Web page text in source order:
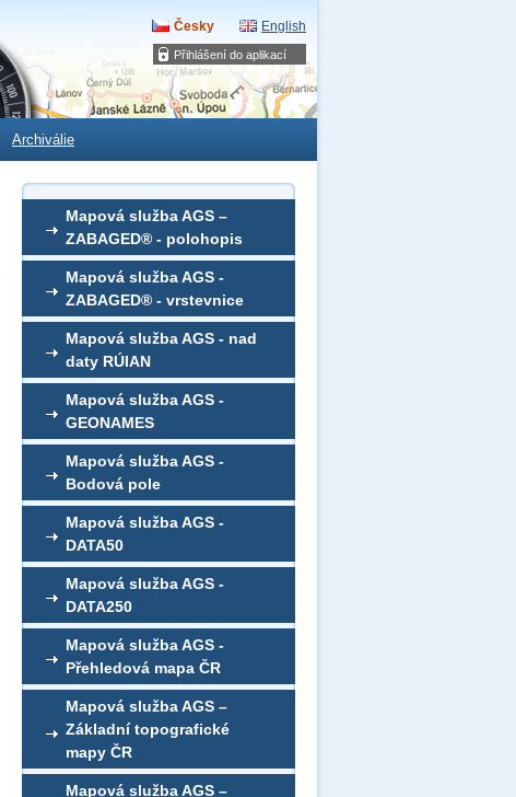
Přihlášení do aplikací
Česky English
Archiválie
Mapová služba AGS –
ZABAGED® - polohopis
Mapová služba AGS -
ZABAGED® - vrstevnice
Mapová služba AGS - nad
daty RÚIAN
Mapová služba AGS -
GEONAMES
Mapová služba AGS -
Bodová pole
Mapová služba AGS -
DATA50
Mapová služba AGS -
DATA250
Mapová služba AGS -
Přehledová mapa ČR
Mapová služba AGS –
Základní topografické
mapy ČR
Mapová služba AGS –